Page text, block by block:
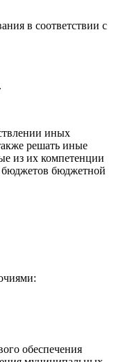
в соответствии с
иных
решать иные
из их компетенции
бюджетов бюджетной
обеспечения